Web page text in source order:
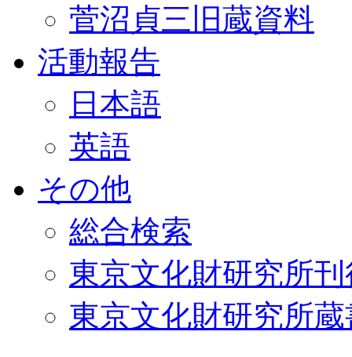
菅沼貞三旧蔵資料
活動報告
日本語
英語
その他
総合検索
東京文化財研究所
東京文化財研究所